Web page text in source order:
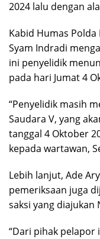
2024 lalu dengan
Kabid Humas Polda
Syam Indradi
ini penyelidik
pada hari Jumat 4
“Penyelidik masih
Saudara V, yang
tanggal 4 Oktober
kepada wartawan,
Lebih lanjut, Ade
pemeriksaan juga
saksi yang diajukan
“Dari pihak pelapor